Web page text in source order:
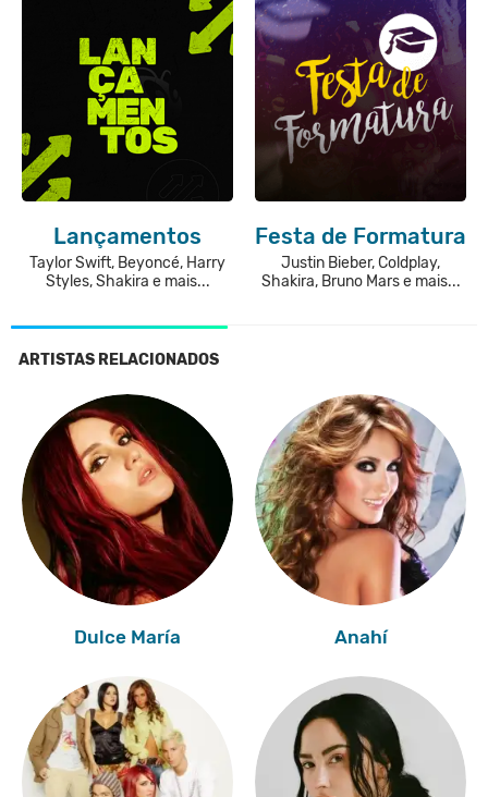
Lançamentos
Taylor Swift, Beyoncé, Harry
Styles, Shakira e mais...
Festa de Formatura
Justin Bieber, Coldplay,
Shakira, Bruno Mars e mais...
ARTISTAS RELACIONADOS
Dulce María Anahí